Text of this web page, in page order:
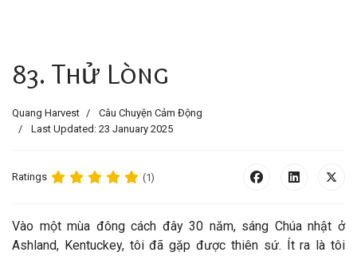
83. Thử Lòng
Quang Harvest
Câu Chuyện Cảm Động
Last Updated: 23 January 2025
Ratings (1)
Vào một mùa đông cách đây 30 năm, sáng Chúa nhật ở
Ashland, Kentuckey, tôi đã gặp được thiên sứ. Ít ra là tôi